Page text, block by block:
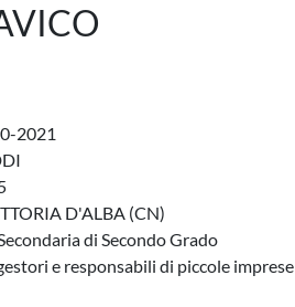
2021
D'ALBA (CN)
di Secondo Grado
e responsabili di piccole imprese